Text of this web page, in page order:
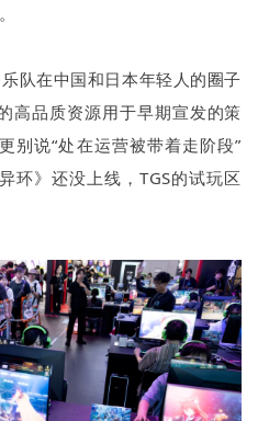
乐队在中国和日本年轻人的圈子
高品质资源用于早期宣发的策
别说“处在运营被带着走阶段”
环》还没上线，TGS的试玩区